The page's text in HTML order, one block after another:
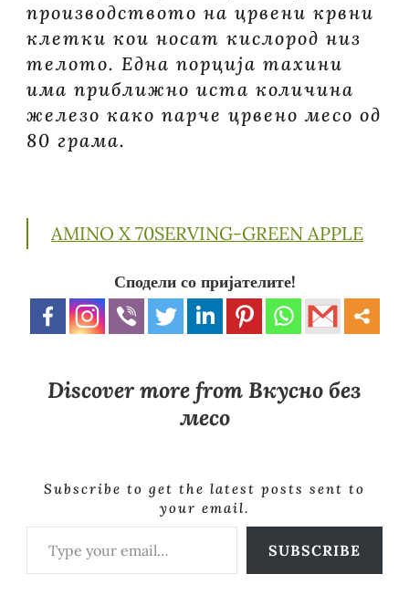
производството на црвени крвни
клетки кои носат кислород низ
телото. Една порција тахини
има приближно иста количина
железо како парче црвено месо од
80 грама.
AMINO X 70SERVING-GREEN APPLE
Сподели со пријателите!
Discover more from Вкусно без
месо
Subscribe to get the latest posts sent to
your email.
Type your email…
SUBSCRIBE